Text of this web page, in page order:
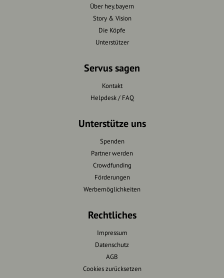
Über hey.bayern
Story & Vision
Die Köpfe
Unterstützer
Servus sagen
Kontakt
Helpdesk / FAQ
Unterstütze uns
Spenden
Partner werden
Crowdfunding
Förderungen
Werbemöglichkeiten
Rechtliches
Impressum
Datenschutz
AGB
Cookies zurücksetzen